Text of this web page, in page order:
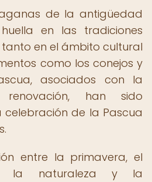
de la antigüedad
en las tradiciones
en el ámbito cultural
como los conejos y
asociados con la
han sido
de la Pascua
entre la primavera, el
la naturaleza y la